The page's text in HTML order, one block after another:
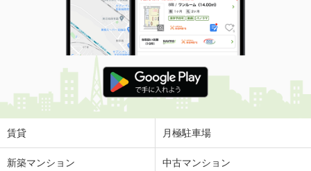
賃貸 月極駐車場
新築マンション 中古マンション